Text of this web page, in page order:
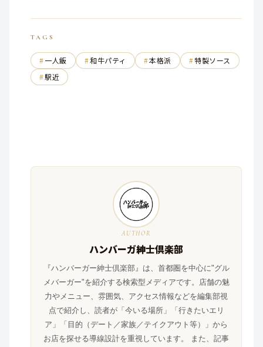
TAGS
一人飯 和牛パティ 本格派
特製ソース
駅近
AUTHOR
ハンバーガ紳士倶楽部
『ハンバーガー紳士倶楽部』は、首都圏を中心に"グル
メバーガー"を紹介する検索型メディアです。店舗の魅
力やメニュー、雰囲気、アクセス情報などを編集部視
点で紹介し、読者が「今いる場所」「行きたいエリ
ア」「目的（デート／家族／テイクアウト等）」から
お店を探せる導線設計を重視しています。 また、記事